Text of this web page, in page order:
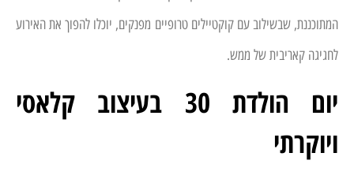
המתוכננת, שבשילוב עם קוקטיילים טרופיים מפנקים, יוכלו להפוך את האירוע
לחגיגה קאריבית של ממש.
יום הולדת 30 בעיצוב קלאסי
ויוקרתי